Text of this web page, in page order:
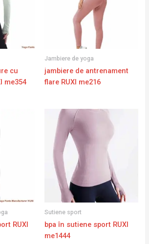
cu
me354
Jambiere de yoga
jambiere de antrenament
flare RUXI me216
RUXI
Sutiene sport
bpa în sutiene sport RUXI
me1444